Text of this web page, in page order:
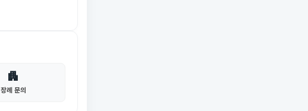
apartment
장례 문의